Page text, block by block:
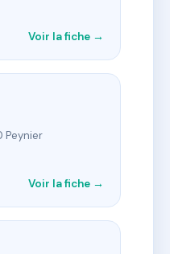
Voir la fiche →
Peynier
Voir la fiche →